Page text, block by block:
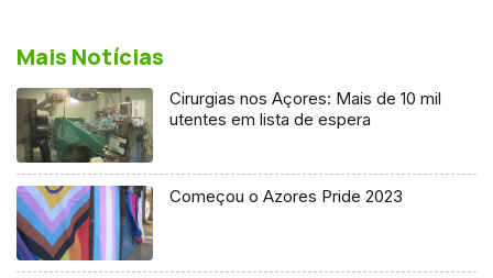
Mais Notícias
Cirurgias nos Açores: Mais de 10 mil
utentes em lista de espera
Começou o Azores Pride 2023